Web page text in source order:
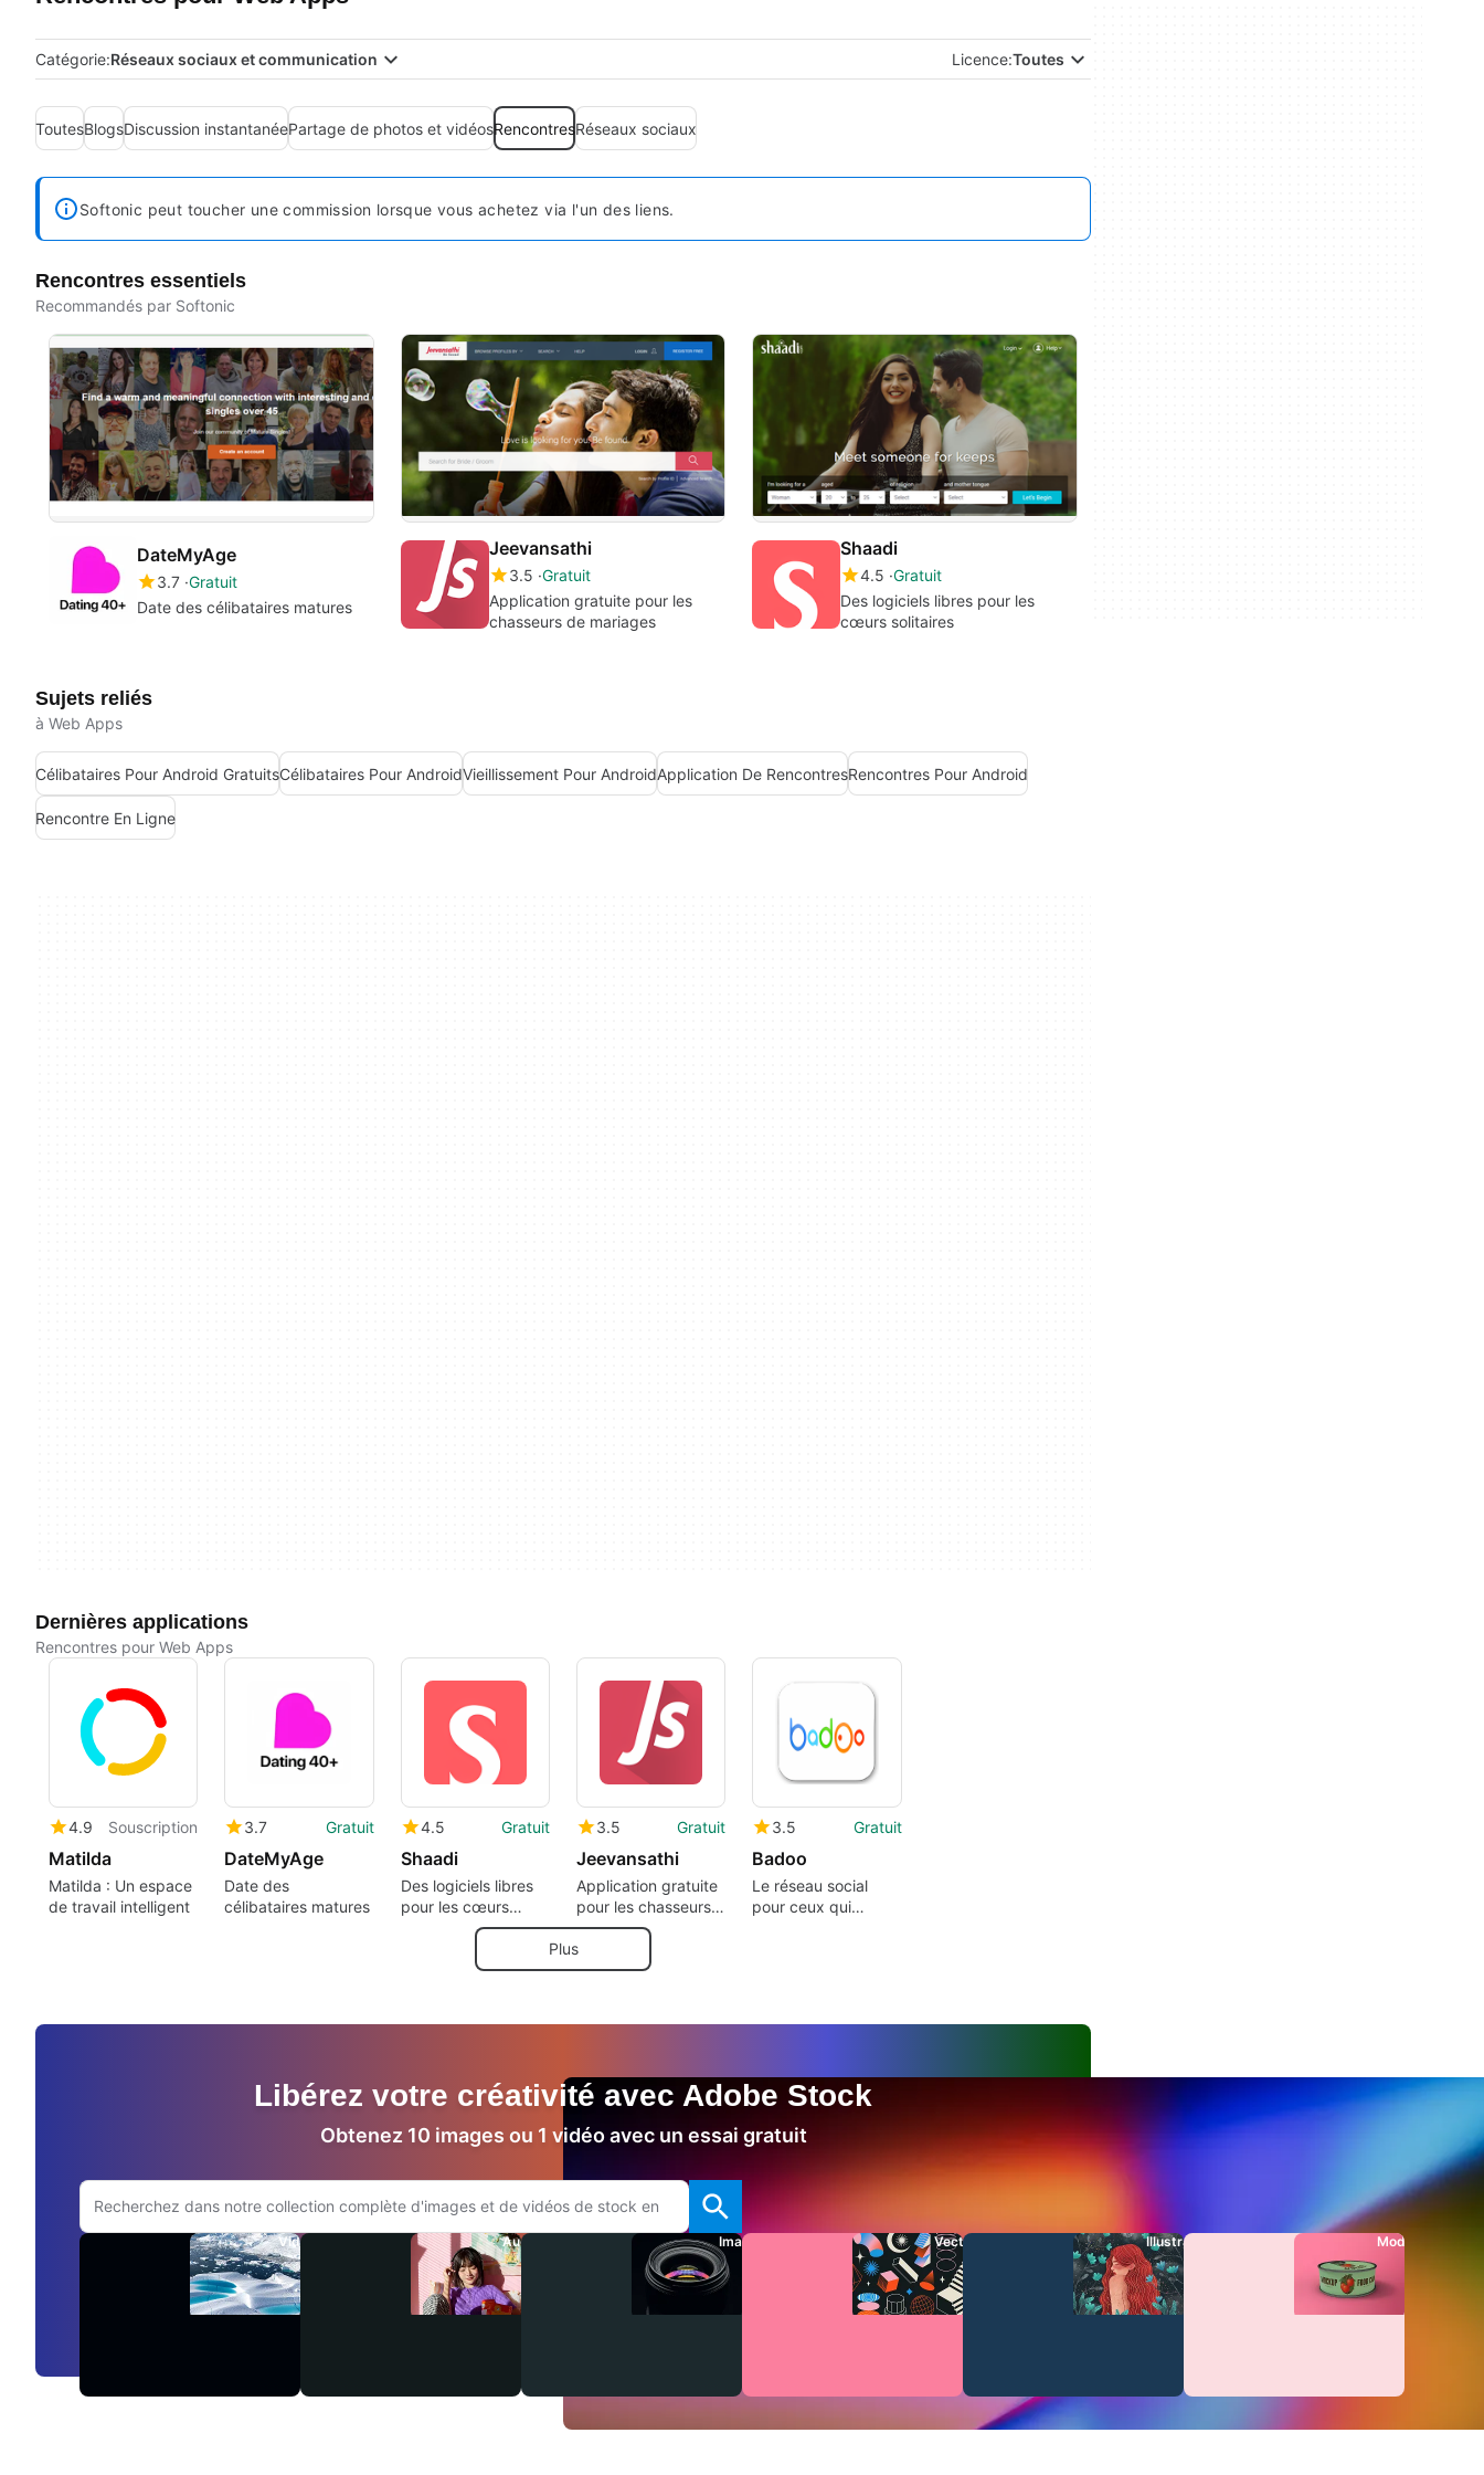
Catégorie:Réseaux sociaux et communication Licence:Toutes
ToutesBlogsDiscussion instantanéePartage de photos et vidéosRencontresRéseaux sociaux
Softonic peut toucher une commission lorsque vous achetez via l'un des liens.
Rencontres essentiels
Recommandés par Softonic
DateMyAge
3.7 Gratuit
Date des célibataires matures
Jeevansathi
3.5 Gratuit
Application gratuite pour les
chasseurs de mariages
Shaadi
4.5 Gratuit
Des logiciels libres pour les
cœurs solitaires
Sujets reliés
à Web Apps
Célibataires Pour Android GratuitsCélibataires Pour AndroidVieillissement Pour AndroidApplication De RencontresRencontres Pour Android
Rencontre En Ligne
Dernières applications
Rencontres pour Web Apps
4.9 Souscription
Matilda
Matilda : Un espace
de travail intelligent
3.7 Gratuit
DateMyAge
Date des
célibataires matures
4.5 Gratuit
Shaadi
Des logiciels libres
pour les cœurs
3.5 Gratuit
Jeevansathi
Application gratuite
pour les chasseurs
de mariages
3.5 Gratuit
Badoo
Le réseau social
pour ceux qui
Plus
Libérez votre créativité avec Adobe Stock
Obtenez 10 images ou 1 vidéo avec un essai gratuit
Rechercher sur le site Adobe.com
Vidéos Audio Images Vecteurs Illustrations Modèles